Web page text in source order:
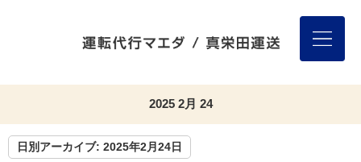
2025 2月 24
日別アーカイブ: 2025年2月24日